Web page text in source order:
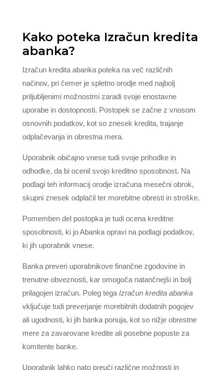
Kako poteka Izračun kredita
abanka?
Izračun kredita abanka poteka na več različnih
načinov, pri čemer je spletno orodje med najbolj
priljubljenimi možnostmi zaradi svoje enostavne
uporabe in dostopnosti. Postopek se začne z vnosom
osnovnih podatkov, kot so znesek kredita, trajanje
odplačevanja in obrestna mera.
Uporabnik običajno vnese tudi svoje prihodke in
odhodke, da bi ocenil svojo kreditno sposobnost. Na
podlagi teh informacij orodje izračuna mesečni obrok,
skupni znesek odplačil ter morebitne obresti in stroške.
Pomemben del postopka je tudi ocena kreditne
sposobnosti, ki jo Abanka opravi na podlagi podatkov,
ki jih uporabnik vnese.
Banka preveri uporabnikove finančne zgodovine in
trenutne obveznosti, kar omogoča natančnejši in bolj
prilagojen izračun. Poleg tega Izračun kredita abanka
vključuje tudi preverjanje morebitnih dodatnih pogojev
ali ugodnosti, ki jih banka ponuja, kot so nižje obrestne
mere za zavarovane kredite ali posebne popuste za
komitente banke.
Uporabnik lahko nato preuči različne možnosti in